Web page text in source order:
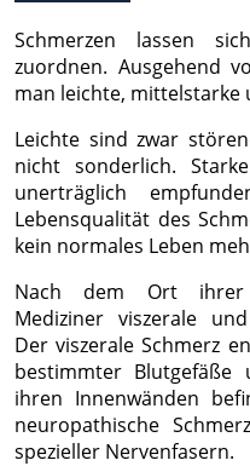
Schmerzen lassen
zuordnen. Ausgehend
man leichte, mittelstarke
Leichte sind zwar
nicht sonderlich.
unerträglich
Lebensqualität des
kein normales Leben
Nach dem Ort ihrer
Mediziner viszerale
Der viszerale Schmerz
bestimmter
ihren Innenwänden
neuropathische
spezieller Nervenfasern.